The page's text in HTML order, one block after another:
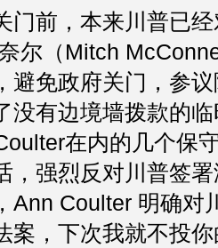
门前，本来川普已
尔（Mitch
避免政府关门，参
没有边境墙拨款的
在内的几个保
，强烈反对川普签
Ann Coulter 明确对
案，下次我就不投